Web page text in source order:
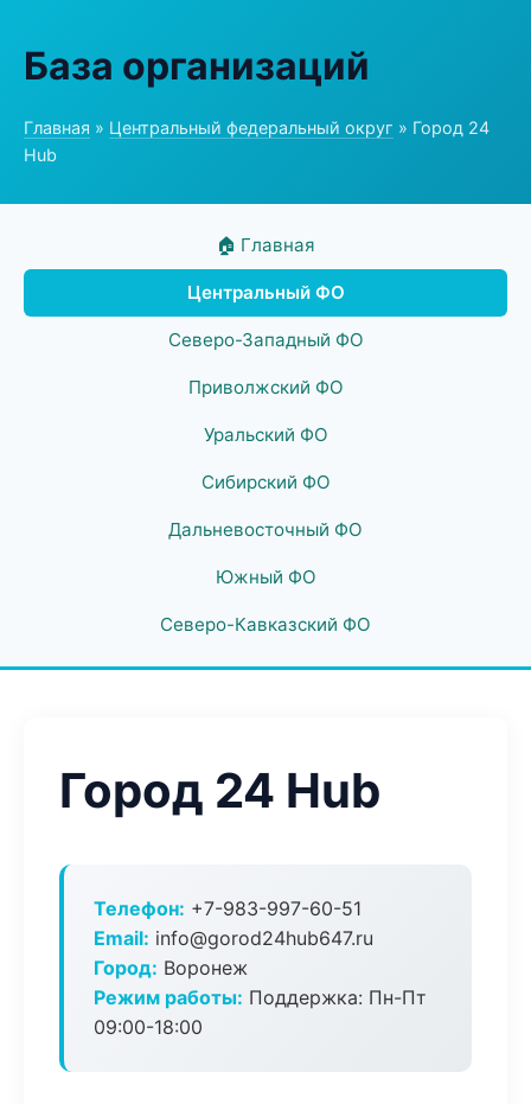
База организаций
Главная » Центральный федеральный округ » Город 24
Hub
🏠 Главная
Центральный ФО
Северо-Западный ФО
Приволжский ФО
Уральский ФО
Сибирский ФО
Дальневосточный ФО
Южный ФО
Северо-Кавказский ФО
Город 24 Hub
Телефон: +7-983-997-60-51
Email: info@gorod24hub647.ru
Город: Воронеж
Режим работы: Поддержка: Пн-Пт
09:00-18:00